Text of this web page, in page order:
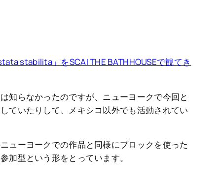
stabilita」をSCAI THE BATHHOUSEで観てき
知らなかったのですが、ニューヨークで今回と
ていたりして、メキシコ以外でも活動されてい
ューヨークでの作品と同様にブロックを使った
加型という形をとっています。